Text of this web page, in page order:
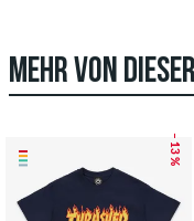
MEHR VON
– 13 %